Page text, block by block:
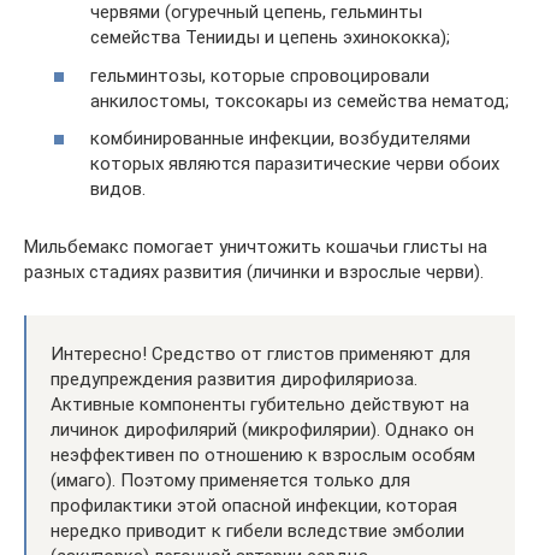
червями (огуречный цепень, гельминты
семейства Тенииды и цепень эхинококка);
гельминтозы, которые спровоцировали
анкилостомы, токсокары из семейства нематод;
комбинированные инфекции, возбудителями
которых являются паразитические черви обоих
видов.
Мильбемакс помогает уничтожить кошачьи глисты на
разных стадиях развития (личинки и взрослые черви).
Интересно! Средство от глистов применяют для
предупреждения развития дирофиляриоза.
Активные компоненты губительно действуют на
личинок дирофилярий (микрофилярии). Однако он
неэффективен по отношению к взрослым особям
(имаго). Поэтому применяется только для
профилактики этой опасной инфекции, которая
нередко приводит к гибели вследствие эмболии